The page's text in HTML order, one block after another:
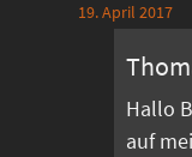
19. April 2017
Hallo
auf